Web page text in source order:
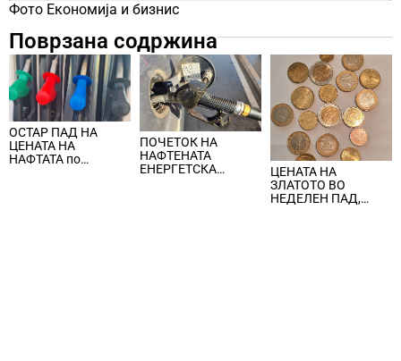
Фото Економија и бизнис
Поврзана содржина
ОСТАР ПАД НА
ЦЕНАТА НА
НАФТАТА по
ПОЧЕТОК НА
НАФТЕНАТА
ЕНЕРГЕТСКА
ЦЕНАТА НА
ЗЛАТОТО ВО
НЕДЕЛЕН ПАД,